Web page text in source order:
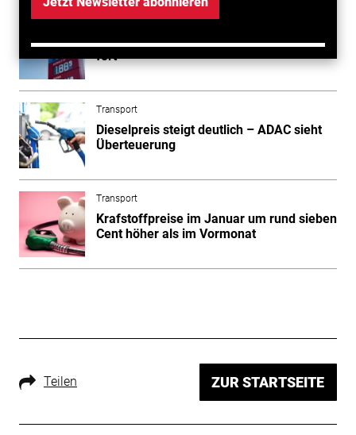
Transport
Anstieg der Kraftstoffpreise setzt sich
fort
Transport
Dieselpreis steigt deutlich – ADAC sieht
Überteuerung
Transport
Krafstoffpreise im Januar um rund sieben
Cent höher als im Vormonat
Teilen ZUR STARTSEITE